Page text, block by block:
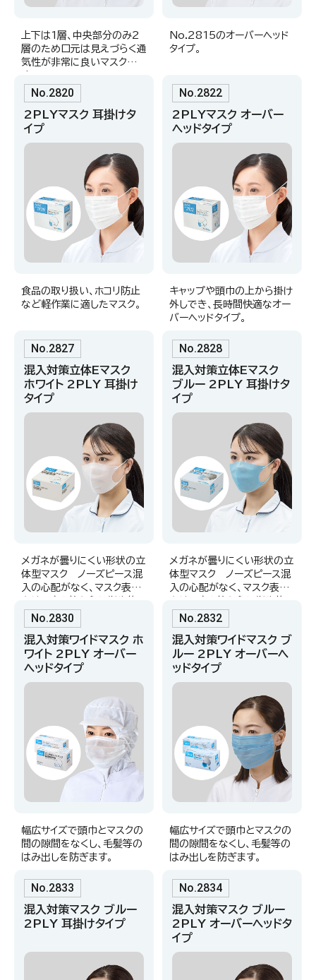
上下は1層、中央部分のみ2
層のため口元は見えづらく通
気性が非常に良いマスクで
No.2815のオーバーヘッド
タイプ。
No.2820
2PLYマスク 耳掛けタ
イプ
食品の取り扱い、ホコリ防止
など軽作業に適したマスク。
No.2822
2PLYマスク オーバー
ヘッドタイプ
キャップや頭巾の上から掛け
外しでき、長時間快適なオー
バーヘッドタイプ。
No.2827
混入対策立体Eマスク
ホワイト 2PLY 耳掛け
タイプ
メガネが曇りにくい形状の立
体型マスク ノーズピース混
入の心配がなく、マスク表面
No.2828
混入対策立体Eマスク
ブルー 2PLY 耳掛けタ
イプ
メガネが曇りにくい形状の立
体型マスク ノーズピース混
入の心配がなく、マスク表面
No.2830
混入対策ワイドマスク ホ
ワイト 2PLY オーバー
ヘッドタイプ
幅広サイズで頭巾とマスクの
間の隙間をなくし、毛髪等の
はみ出しを防ぎます。
No.2832
混入対策ワイドマスク ブ
ルー 2PLY オーバーヘ
ッドタイプ
幅広サイズで頭巾とマスクの
間の隙間をなくし、毛髪等の
はみ出しを防ぎます。
No.2833
混入対策マスク ブルー
2PLY 耳掛けタイプ
No.2834
混入対策マスク ブルー
2PLY オーバーヘッドタ
イプ